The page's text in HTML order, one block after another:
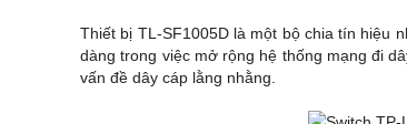
Thiết bị TL-SF1005D là một bộ chia tín hiệu
dàng trong việc mở rộng hệ thống mạng đi
vấn đề dây cáp lằng nhằng.